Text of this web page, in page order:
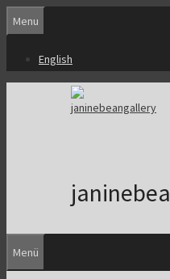
Zum
Inhalt
Menu
English
Menü